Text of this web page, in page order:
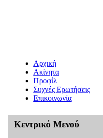
Αρχική
Ακίνητα
Προφίλ
Συχνές Ερωτήσεις
Επικοινωνία
Κεντρικό Μενού